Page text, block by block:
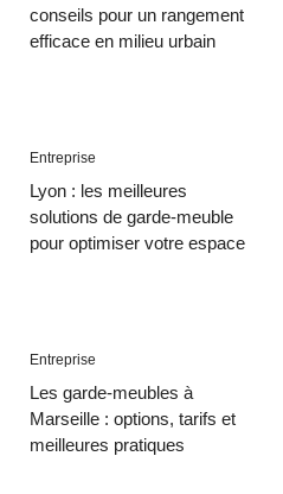
conseils pour un rangement
efficace en milieu urbain
Entreprise
Lyon : les meilleures
solutions de garde-meuble
pour optimiser votre espace
Entreprise
Les garde-meubles à
Marseille : options, tarifs et
meilleures pratiques